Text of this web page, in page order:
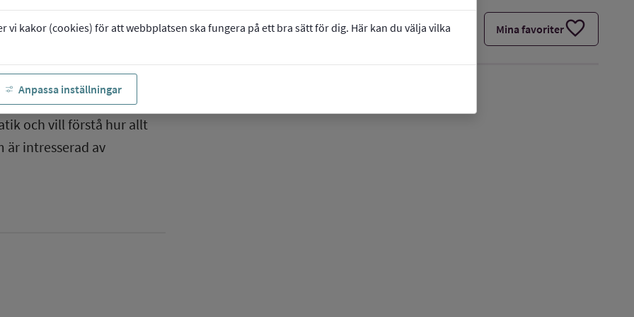
vi kakor (cookies) för att webbplatsen ska fungera på ett bra sätt för dig. Här kan du välja vilka
Anpassa inställningar
Mina favoriterfavorite
och vill förstå hur allt
är intresserad av